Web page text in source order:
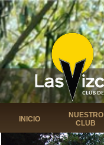
INICIO
NUESTRO
CLUB